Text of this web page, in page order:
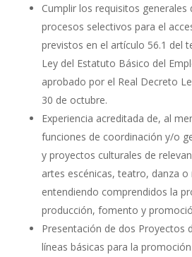
Cumplir los requisitos generales
procesos selectivos para el
previstos en el artículo 56.1 del
Ley del Estatuto Básico del
aprobado por el Real Decreto
30 de octubre.
Experiencia acreditada de, al
funciones de coordinación y/o
y proyectos culturales de
artes escénicas, teatro, danza o
entendiendo comprendidos la
producción, fomento y
Presentación de dos Proyectos
líneas básicas para la